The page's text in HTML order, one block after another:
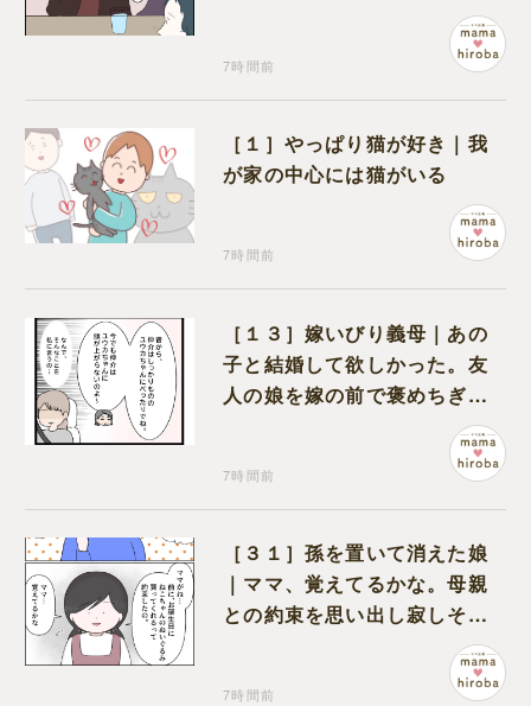
7時間前
［１］やっぱり猫が好き｜我
が家の中心には猫がいる
7時間前
［１３］嫁いびり義母｜あの
子と結婚して欲しかった。友
人の娘を嫁の前で褒めちぎる
7時間前
［３１］孫を置いて消えた娘
｜ママ、覚えてるかな。母親
との約束を思い出し寂しそう
7時間前